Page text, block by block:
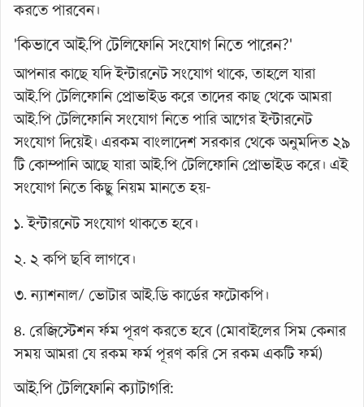
করতে পারবেন।
'কিভাবে আই.পি টেলিফোনি সংযোগ নিতে পারেন?'
আপনার কাছে যদি ইন্টারনেট সংযোগ থাকে, তাহলে যারা
আই.পি টেলিফোনি প্রোভাইড করে তাদের কাছ থেকে আমরা
আই.পি টেলিফোনি সংযোগ নিতে পারি আগের ইন্টারনেট
সংযোগ দিয়েই। এরকম বাংলাদেশ সরকার থেকে অনুমদিত ২৯
টি কোম্পানি আছে যারা আই.পি টেলিফোনি প্রোভাইড করে। এই
সংযোগ নিতে কিছু নিয়ম মানতে হয়-
১. ইন্টারনেট সংযোগ থাকতে হবে।
২. ২ কপি ছবি লাগবে।
৩. ন্যাশনাল/ ভোটার আই.ডি কার্ডের ফটোকপি।
৪. রেজিস্টেশন র্ফম পূরণ করতে হবে (মোবাইলের সিম কেনার
সময় আমরা যে রকম ফর্ম পূরণ করি সে রকম একটি ফর্ম)
আই.পি টেলিফোনি ক্যাটাগরি: